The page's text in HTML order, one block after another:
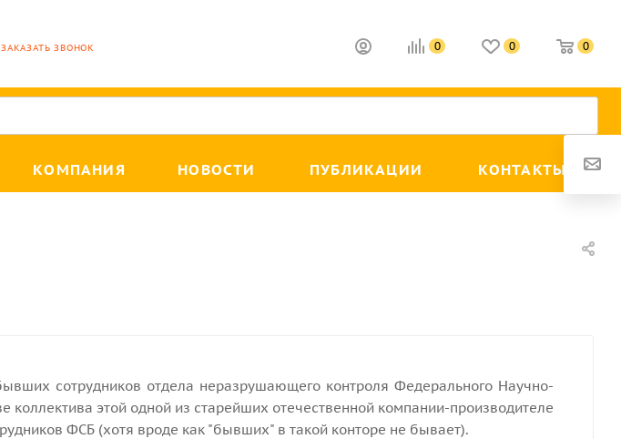
ЗАКАЗАТЬ ЗВОНОК 0 0 0
КОМПАНИЯ НОВОСТИ ПУБЛИКАЦИИ КОНТАКТЫ
сотрудников отдела неразрушающего контроля Федерального Научно-
коллектива этой одной из старейших отечественной компании-производителе
ФСБ (хотя вроде как "бывших" в такой конторе не бывает).